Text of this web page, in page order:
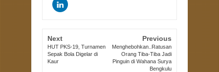
Next
HUT PKS-19, Turnamen
Sepak Bola Digelar di
Kaur
Previous
Menghebohkan..Ratusan
Orang Tiba-Tiba Jadi
Pinguin di Wahana Surya
Bengkulu